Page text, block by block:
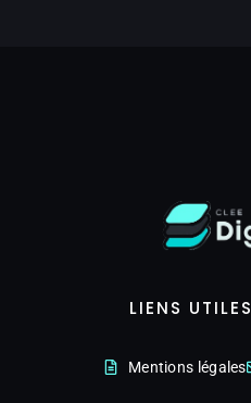
LIENS UTILES
Mentions légales